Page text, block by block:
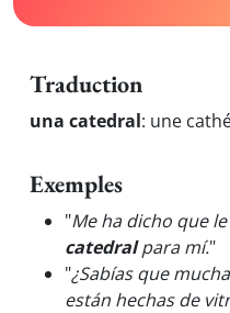
Traduction
una catedral: une
Exemples
"Me ha dicho que
catedralpara mí."
"¿Sabías que
están hechas de